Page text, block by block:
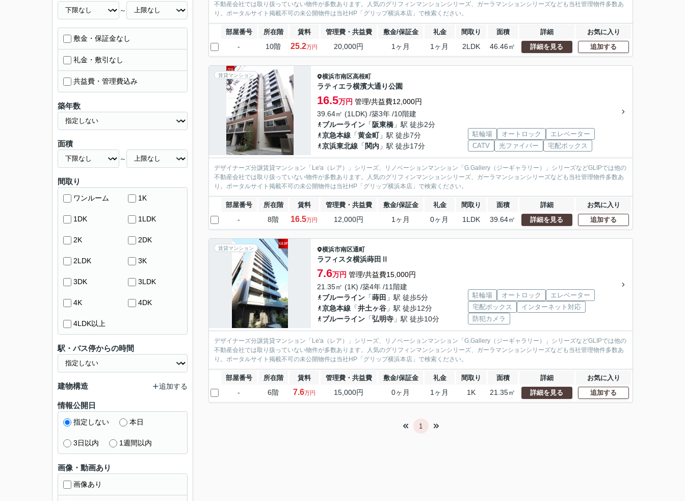
不動産会社では取り扱っていない物件が多数あります。人気のグリフィンマンションシリーズ、ガーラマンションシリーズなども当社管理物件多数あ
り。ポータルサイト掲載不可の未公開物件は当社HP「グリップ横浜本店」で検索ください。
部屋番号 所在階 賃料 管理費・共益費 敷金/保証金 礼金 間取り 面積 詳細 お気に入り
- 10階 25.2万円 20,000円 1ヶ月 1ヶ月 2LDK 46.46㎡ 詳細を見る 追加する
賃貸マンション 横浜市南区高根町
ラティエラ横濱大通り公園
16.5万円 管理/共益費12,000円
39.64㎡ (1LDK) /築3年 /10階建
ブルーライン 「 阪東橋 」駅 徒歩2分
京急本線 「黄金町」駅 徒歩7分
京浜東北線 「 関内 」駅 徒歩17分
駐輪場 オートロック
エレベーター
CATV
光ファイバー 宅配ボックス
デザイナーズ分譲賃貸マンション「Le'a（レア）」シリーズ、リノベーションマンション「G.Gallery（ジーギャラリー）」シリーズなどGLIPでは他の
不動産会社では取り扱っていない物件が多数あります。人気のグリフィンマンションシリーズ、ガーラマンションシリーズなども当社管理物件多数あ
り。ポータルサイト掲載不可の未公開物件は当社HP「グリップ横浜本店」で検索ください。
部屋番号 所在階 賃料 管理費・共益費 敷金/保証金 礼金 間取り 面積 詳細 お気に入り
- 8階 16.5万円 12,000円 1ヶ月 0ヶ月 1LDK 39.64㎡ 詳細を見る 追加する
賃貸マンション 横浜市南区通町
ラフィスタ横浜蒔田Ⅱ
7.6万円 管理/共益費15,000円
21.35㎡ (1K) /築4年 /11階建
ブルーライン 「蒔田 」駅 徒歩5分
京急本線 「井土ヶ谷 」駅 徒歩12分
ブルーライン 「弘明寺 」駅 徒歩10分
駐輪場 オートロック
エレベーター
宅配ボックス
インターネット対応
防犯カメラ
デザイナーズ分譲賃貸マンション「Le'a（レア）」シリーズ、リノベーションマンション「G.Gallery（ジーギャラリー）」シリーズなどGLIPでは他の
不動産会社では取り扱っていない物件が多数あります。人気のグリフィンマンションシリーズ、ガーラマンションシリーズなども当社管理物件多数あ
り。ポータルサイト掲載不可の未公開物件は当社HP「グリップ横浜本店」で検索ください。
部屋番号 所在階 賃料 管理費・共益費 敷金/保証金 礼金 間取り 面積 詳細 お気に入り
- 6階 7.6万円 15,000円 0ヶ月 1ヶ月 1K 21.35㎡ 詳細を見る 追加する
1
～
敷金・保証金なし
礼金・敷引なし
共益費・管理費込み
築年数
面積
～
間取り
ワンルーム 1K
1DK 1LDK
2K 2DK
2LDK 3K
3DK 3LDK
4K 4DK
4LDK以上
駅・バス停からの時間
建物構造 追加する
情報公開日
指定しない 本日
3日以内 1週間以内
画像・動画あり
画像あり